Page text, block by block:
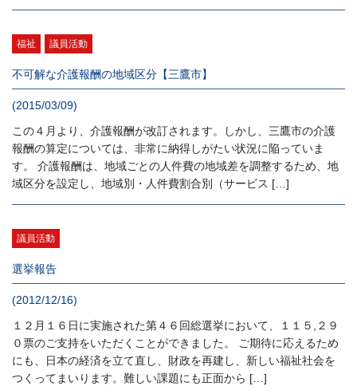
福祉 議員活動
不可解な介護報酬の地域区分【三鷹市】
(2015/03/09)
この４月より、介護報酬が改訂されます。しかし、三鷹市の介護
報酬の算定については、非常に納得しがたい状況に陥っていま
す。 介護報酬は、地域ごとの人件費の地域差を調整するため、地
域区分を設定し、地域別・人件費割合別（サービス […]
議員活動
選挙報告
(2012/12/16)
１２月１６日に実施された第４６回総選挙において、１１５,２９
０票のご支持をいただくことができました。 ご期待に応えるため
にも、日本の経済を立て直し、財政を再建し、新しい福祉社会を
つくってまいります。難しい課題にも正面から […]